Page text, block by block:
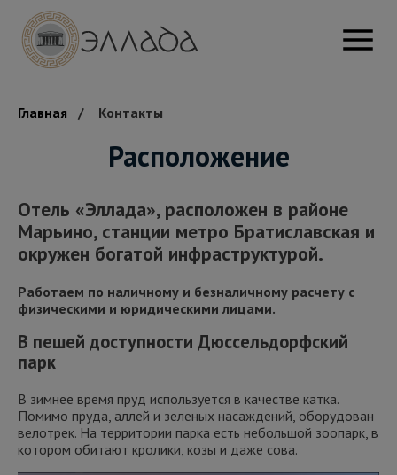
Главная Контакты
Расположение
Отель «Эллада», расположен в районе
Марьино, станции метро Братиславская и
окружен богатой инфраструктурой.
Работаем по наличному и безналичному расчету с
физическими и юридическими лицами.
В пешей доступности Дюссельдорфский
парк
В зимнее время пруд используется в качестве катка.
Помимо пруда, аллей и зеленых насаждений, оборудован
велотрек. На территории парка есть небольшой зоопарк, в
котором обитают кролики, козы и даже сова.